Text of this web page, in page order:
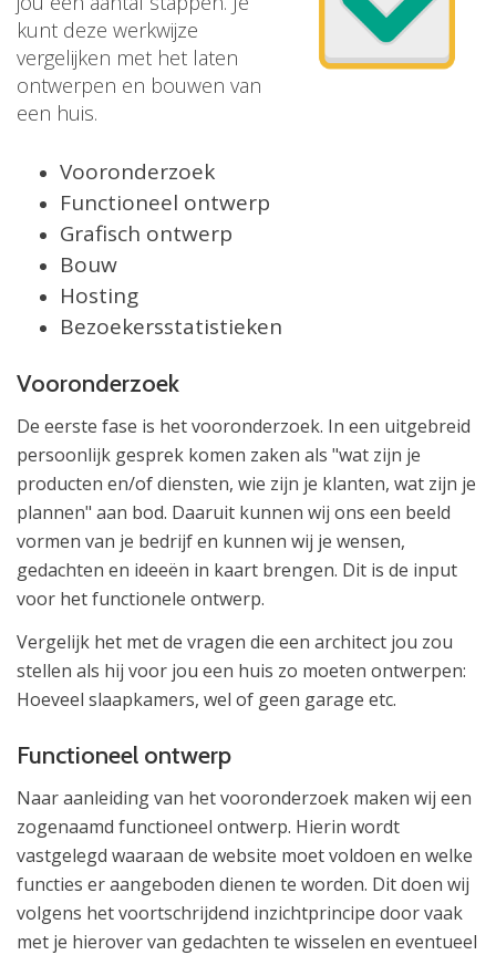
kunt deze werkwijze
vergelijken met het laten
ontwerpen en bouwen van
een huis.
Vooronderzoek
Functioneel ontwerp
Grafisch ontwerp
Bouw
Hosting
Bezoekersstatistieken
Vooronderzoek
De eerste fase is het vooronderzoek. In een uitgebreid
persoonlijk gesprek komen zaken als "wat zijn je
producten en/of diensten, wie zijn je klanten, wat zijn je
plannen" aan bod. Daaruit kunnen wij ons een beeld
vormen van je bedrijf en kunnen wij je wensen,
gedachten en ideeën in kaart brengen. Dit is de input
voor het functionele ontwerp.
Vergelijk het met de vragen die een architect jou zou
stellen als hij voor jou een huis zo moeten ontwerpen:
Hoeveel slaapkamers, wel of geen garage etc.
Functioneel ontwerp
Naar aanleiding van het vooronderzoek maken wij een
zogenaamd functioneel ontwerp. Hierin wordt
vastgelegd waaraan de website moet voldoen en welke
functies er aangeboden dienen te worden. Dit doen wij
volgens het voortschrijdend inzichtprincipe door vaak
met je hierover van gedachten te wisselen en eventueel